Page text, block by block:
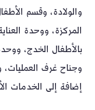
والولادة، وقسم
المركزة، ووحدة
بالأطفال الخدج،
وجناح غرف
إضافة إلى الخدمات